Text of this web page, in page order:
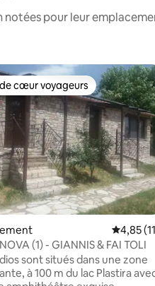
pour leur
la base de 14
cœur voyageurs
cœur voyageurs
4,85
(1) - GIANNIS & FAI TOLI
sont situés dans une zone
à 100 m du lac Plastira